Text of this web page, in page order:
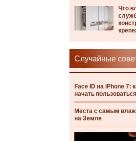
Что
Случайные
Face ID на iPhone 7:
начать пользоваться
Места с самым
на Земле